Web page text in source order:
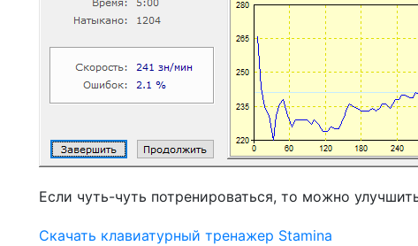
Если чуть-чуть потренироваться, то можно
Скачать клавиатурный тренажер Stamina